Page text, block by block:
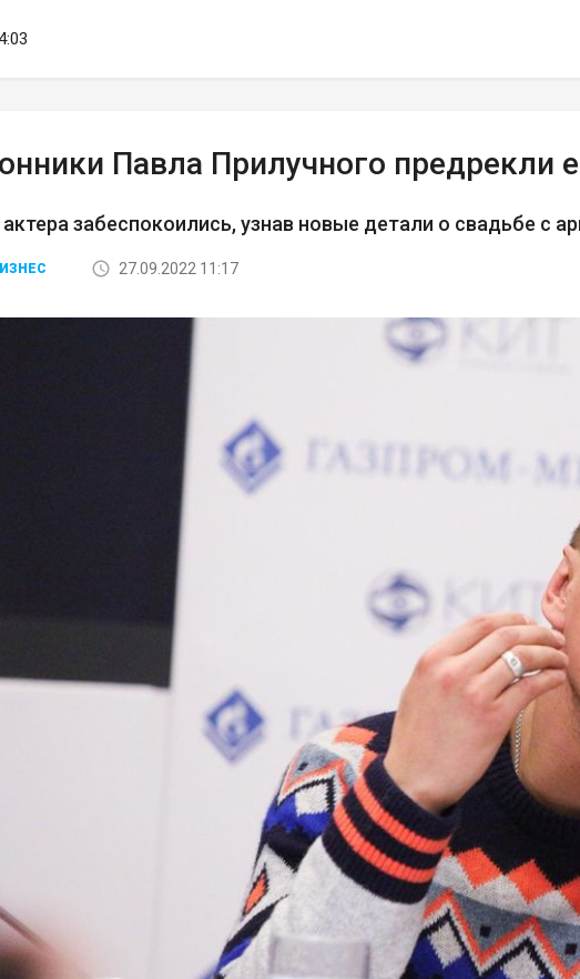
Павла Прилучного предрекли
забеспокоились, узнав новые детали о свадьбе с
27.09.2022 11:17